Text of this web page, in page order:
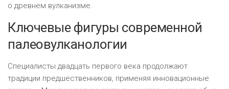
о древнем вулканизме.
Ключевые фигуры современной
палеовулканологии
Специалисты двадцать первого века продолжают
традиции предшественников, применяя инновационные